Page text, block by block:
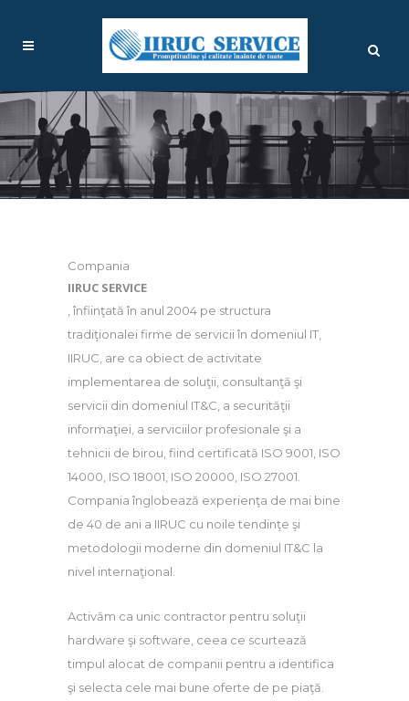
Compania
IIRUC SERVICE
, înfiinţată în anul 2004 pe structura
tradiţionalei firme de servicii în domeniul IT,
IIRUC, are ca obiect de activitate
implementarea de soluţii, consultanţă şi
servicii din domeniul IT&C, a securităţii
informaţiei, a serviciilor profesionale şi a
tehnicii de birou, fiind certificată ISO 9001, ISO
14000, ISO 18001, ISO 20000, ISO 27001.
Compania înglobează experienţa de mai bine
de 40 de ani a IIRUC cu noile tendinţe şi
metodologii moderne din domeniul IT&C la
nivel internaţional.
Activăm ca unic contractor pentru soluţii
hardware şi software, ceea ce scurtează
timpul alocat de companii pentru a identifica
şi selecta cele mai bune oferte de pe piaţă.